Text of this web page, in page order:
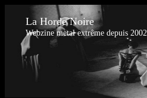
La Horde Noire
Webzine metal extrême depuis 2002